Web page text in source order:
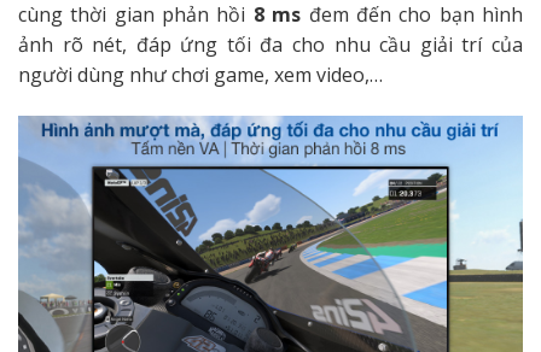
cùng thời gian phản hồi 8 ms đem đến cho bạn hình
ảnh rõ nét, đáp ứng tối đa cho nhu cầu giải trí của
người dùng như chơi game, xem video,…